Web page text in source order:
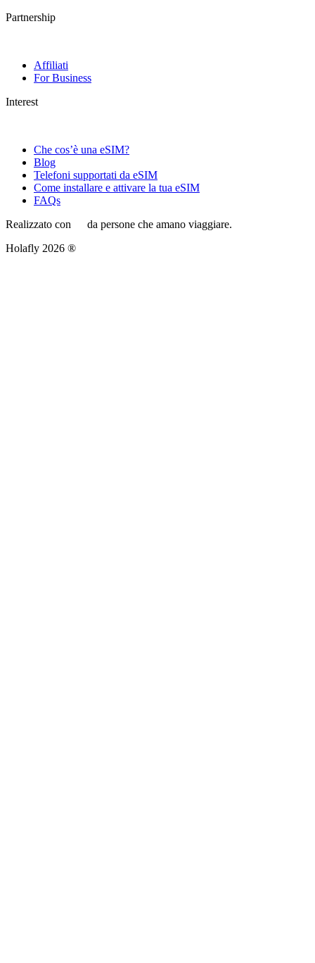
Partnership
Affiliati
For Business
Interest
Che cos’è una eSIM?
Blog
Telefoni supportati da eSIM
Come installare e attivare la tua eSIM
FAQs
Realizzato con
da persone che amano viaggiare.
Holafly 2026 ®